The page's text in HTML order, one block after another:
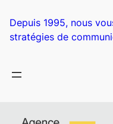
contenu
Depuis 1995, nous
stratégies de